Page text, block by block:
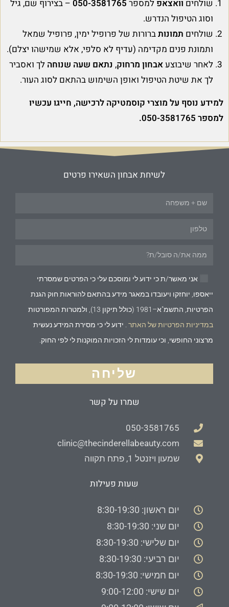
שולחים וואצאפ למספר 050-3581765 – בצירוף שם, גיל
וסוג הטיפול הנדרש.
שולחים תמונותברורות של פרופיל ימין, פרופיל שמאל
ותמונת פנים מקדימה (עדיף לא סלפי, אלא שמישהו יצלם).
לאחר שיבוצעאבחון מרחוק, נתאם שעה שנוחה לך ואסביר
לך את שיטת הטיפול ואופן השימוש בהתאם לסוג העור.
למידע נוסף על מוצרי קוסמטיקה לרכישה, חייגו עכשיו
למספר 050-3581765.
לשיחת אבחון השאירו פרטים
אני מאשר/ת כי ידוע לי ומוסכם עלי כי הפרטים שמסרתי
ייאספו, יוחזקו ויעובדו במאגר מידע בהתאם להוראות חוק הגנת
הפרטיות, התשמ"א–1981 (כולל תיקון 13), ולמטרות המפורטות
במדיניות הפרטיות של האתר
. ידוע לי כי מסירת המידע נעשית
מרצוני החופשי, וכי עומדות לי הזכויות המוקנות לי לפי החוק.
שליחה
שמרו על קשר
050-3581765
clinic@thecinderellabeauty.com
שמעון ויזנטל 1, פתח תקווה
שעות פעילות
יום ראשון: 8:30-19:30
יום שני: 8:30-19:30
יום שלישי: 8:30-19:30
יום רביעי: 8:30-19:30
יום חמישי: 8:30-19:30
יום שישי: 9:00-12:00